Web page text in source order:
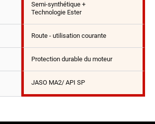
Semi-synthétique +
Technologie Ester
Route - utilisation courante
Protection durable du moteur
JASO MA2/ API SP